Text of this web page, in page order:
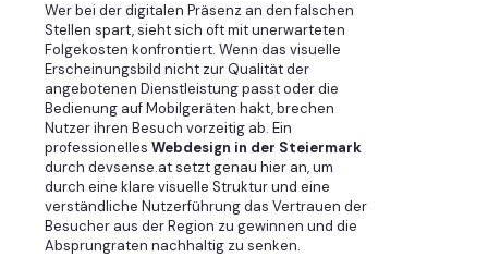
Wer bei der digitalen Präsenz an den falschen
Stellen spart, sieht sich oft mit unerwarteten
Folgekosten konfrontiert. Wenn das visuelle
Erscheinungsbild nicht zur Qualität der
angebotenen Dienstleistung passt oder die
Bedienung auf Mobilgeräten hakt, brechen
Nutzer ihren Besuch vorzeitig ab. Ein
professionelles Webdesign in der Steiermark
durch devsense.at setzt genau hier an, um
durch eine klare visuelle Struktur und eine
verständliche Nutzerführung das Vertrauen der
Besucher aus der Region zu gewinnen und die
Absprungraten nachhaltig zu senken.